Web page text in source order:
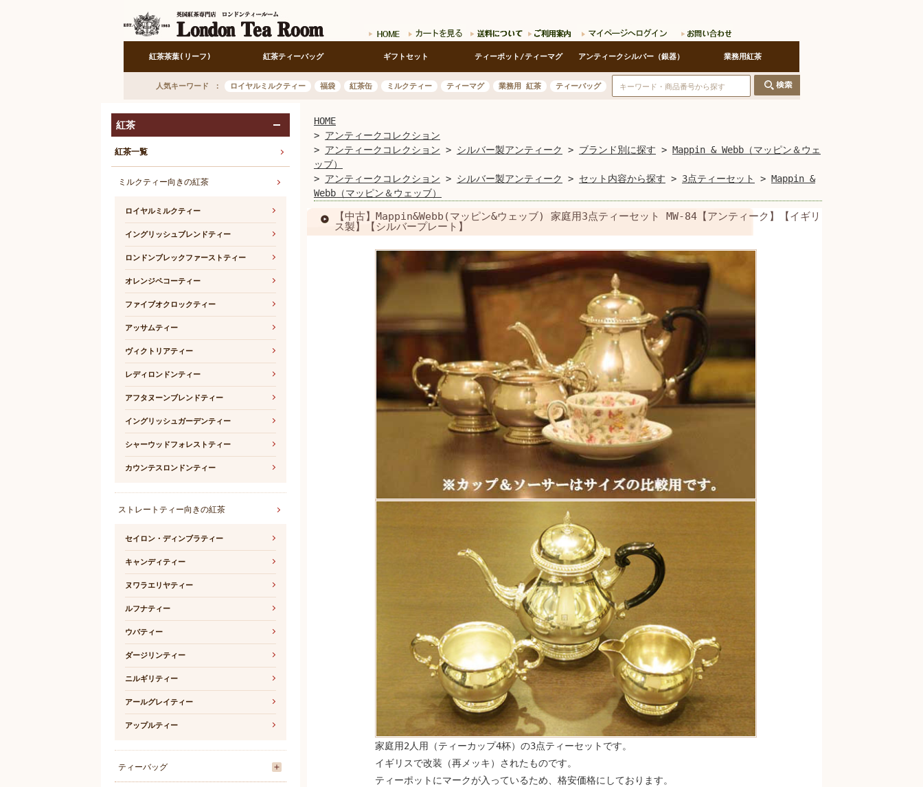
紅茶茶葉(リーフ) 紅茶ティーバッグ ギフトセット ティーポット/ティーマグ アンティークシルバー（銀器） 業務用紅茶
人気キーワード ロイヤルミルクティー 福袋 紅茶缶 ミルクティー ティーマグ 業務用 紅茶 ティーバッグ
紅茶
紅茶一覧
ミルクティー向きの紅茶
ロイヤルミルクティー
イングリッシュブレンドティー
ロンドンブレックファーストティー
オレンジペコーティー
ファイブオクロックティー
アッサムティー
ヴィクトリアティー
レディロンドンティー
アフタヌーンブレンドティー
イングリッシュガーデンティー
シャーウッドフォレストティー
カウンテスロンドンティー
ストレートティー向きの紅茶
セイロン・ディンブラティー
キャンディティー
ヌワラエリヤティー
ルフナティー
ウバティー
ダージリンティー
ニルギリティー
アールグレイティー
アップルティー
ティーバッグ
HOME
> アンティークコレクション
> アンティークコレクション > シルバー製アンティーク > ブランド別に探す > Mappin & Webb（マッピン＆ウェ
ッブ）
> アンティークコレクション > シルバー製アンティーク > セット内容から探す > 3点ティーセット > Mappin &
Webb（マッピン＆ウェッブ）
【中古】Mappin&Webb(マッピン&ウェッブ) 家庭用3点ティーセット MW-84【アンティーク】【イギリ
ス製】【シルバープレート】
家庭用2人用（ティーカップ4杯）の3点ティーセットです。
イギリスで改装（再メッキ）されたものです。
ティーポットにマークが入っているため、格安価格にしております。